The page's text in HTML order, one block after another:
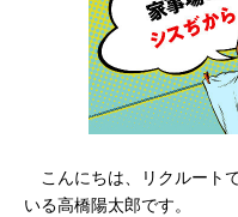
こんにちは、リクルート
いる高橋陽太郎です。